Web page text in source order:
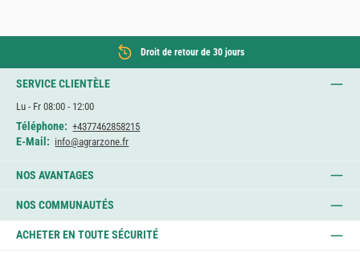
Droit de retour de 30 jours
SERVICE CLIENTÈLE
Lu - Fr 08:00 - 12:00
Téléphone: +4377462858215
E-Mail: info@agrarzone.fr
NOS AVANTAGES
NOS COMMUNAUTÉS
ACHETER EN TOUTE SÉCURITÉ